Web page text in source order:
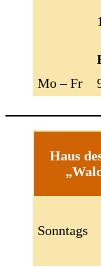
Mo – Fr
Haus
Sonntags